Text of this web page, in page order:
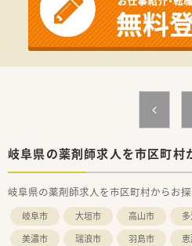
＼ こんな会社です ／
■三重県・岐阜県に調剤薬局7店
■代表も薬剤師で、現場目線を
す。
■店舗形態はマンツーマンがほ
■今後も店舗拡大を計画中！勢
岐阜県の薬剤師求人を市区町村
岐阜県の薬剤師求人を市区町村からお探
岐阜市 大垣市 高山市
美濃市
瑞浪市 羽島市